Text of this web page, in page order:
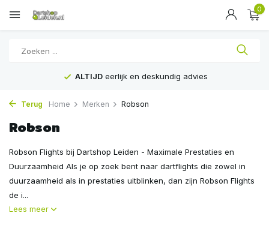
0
ALTIJD eerlijk en deskundig advies
Terug Home Merken Robson
Robson
Robson Flights bij Dartshop Leiden - Maximale Prestaties en
Duurzaamheid Als je op zoek bent naar dartflights die zowel in
duurzaamheid als in prestaties uitblinken, dan zijn Robson Flights
de i...
Lees meer